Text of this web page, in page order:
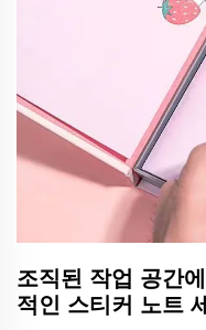
조직된 작업 공간
적인 스티커 노트